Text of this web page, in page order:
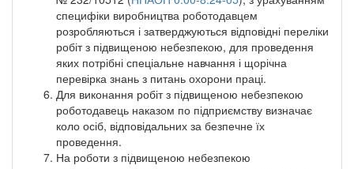
специфіки виробництва роботодавцем
розробляються і затверджуються відповідні переліки
робіт з підвищеною небезпекою, для проведення
яких потрібні спеціальне навчання і щорічна
перевірка знань з питань охорони праці.
Для виконання робіт з підвищеною небезпекою
роботодавець наказом по підприємству визначає
коло осіб, відповідальних за безпечне їх
проведення.
На роботи з підвищеною небезпекою